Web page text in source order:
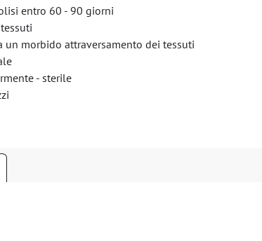
entro 60 - 90 giorni
morbido attraversamento dei tessuti
- sterile